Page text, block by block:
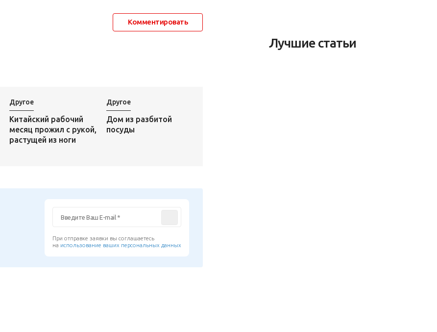
Комментировать
Другое
Китайский рабочий
месяц прожил с рукой,
растущей из ноги
Другое
Дом из разбитой
посуды
При отправке заявки вы соглашаетесь
на использование ваших персональных данных
Лучшие статьи